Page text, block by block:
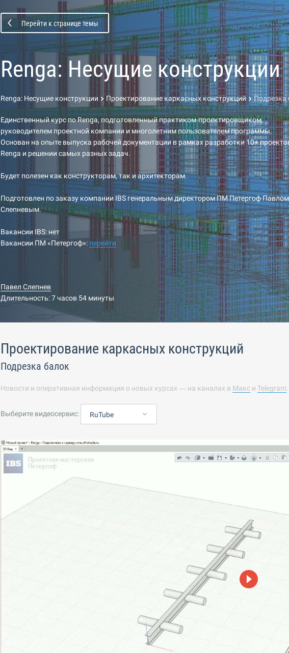
Перейти к странице темы
Renga: Несущие конструкции
Renga: Несущие конструкции Проектирование каркасных конструкций Подрезка
Единственный курс по Renga, подготовленный практиком-проектировщиком,
руководителем проектной компании и многолетним пользователем программы.
Основан на опыте выпуска рабочей документации в рамках разработки 10+
Renga и решении самых разных задач.
Будет полезен как конструкторам, так и архитекторам.
Подготовлен по заказу компании IBS генеральным директором ПМ Петергоф Павлом
Слепневым.
Вакансии IBS: нет
Вакансии ПМ «Петергоф»: перейти
Павел Слепнев
Длительность: 7 часов 54 минуты
Проектирование каркасных конструкций
Подрезка балок
Новости и оперативная информация о новых курсах — на каналах в Макс и Telegram
Выберите видеосервис: RuTube